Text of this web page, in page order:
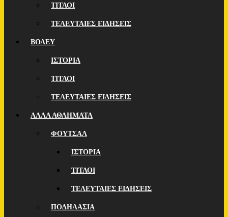
ΤΙΤΛΟΙ
ΤΕΛΕΥΤΑΙΕΣ ΕΙΔΗΣΕΙΣ
ΒΟΛΕΥ
ΙΣΤΟΡΙΑ
ΤΙΤΛΟΙ
ΤΕΛΕΥΤΑΙΕΣ ΕΙΔΗΣΕΙΣ
ΑΛΛΑ ΑΘΛΗΜΑΤΑ
ΦΟΥΤΣΑΛ
ΙΣΤΟΡΙΑ
ΤΙΤΛΟΙ
ΤΕΛΕΥΤΑΙΕΣ ΕΙΔΗΣΕΙΣ
ΠΟΔΗΛΑΣΙΑ